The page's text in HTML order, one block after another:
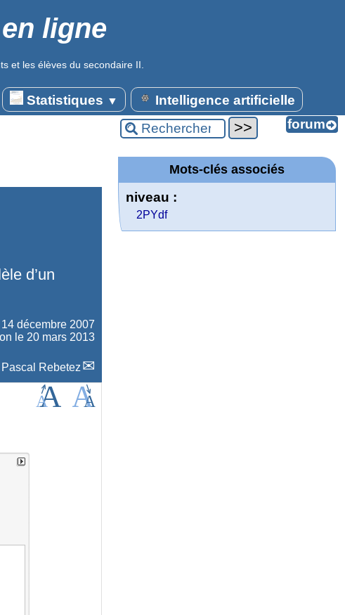
ligne
et les élèves du secondaire II.
Statistiques ▼ Intelligence artificielle
d’un
14 décembre 2007
le 20 mars 2013
Pascal Rebetez
Mots-clés associés
niveau :
2PYdf